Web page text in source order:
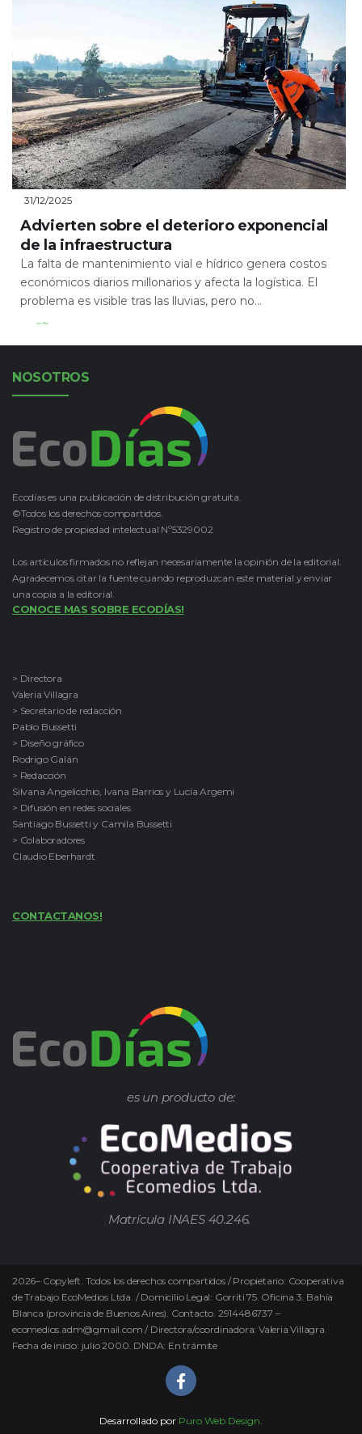
31/12/2025
Advierten sobre el deterioro exponencial
de la infraestructura
La falta de mantenimiento vial e hídrico genera costos
económicos diarios millonarios y afecta la logística. El
problema es visible tras las lluvias, pero no...
Leer Más
NOSOTROS
Ecodías es una publicación de distribución gratuita.
©Todos los derechos compartidos.
Registro de propiedad intelectual Nº5329002
Los artículos firmados no reflejan necesariamente la opinión de la editorial.
Agradecemos citar la fuente cuando reproduzcan este material y enviar
una copia a la editorial.
CONOCE MAS SOBRE ECODÍAS!
> Directora
Valeria Villagra
> Secretario de redacción
Pablo Bussetti
> Diseño gráfico
Rodrigo Galán
> Redacción
Silvana Angelicchio, Ivana Barrios y Lucía Argemi
> Difusión en redes sociales
Santiago Bussetti y Camila Bussetti
> Colaboradores
Claudio Eberhardt
CONTACTANOS!
es un producto de:
Matrícula INAES 40.246.
2026– Copyleft. Todos los derechos compartidos / Propietario: Cooperativa
de Trabajo EcoMedios Ltda. / Domicilio Legal: Gorriti 75. Oficina 3. Bahía
Blanca (provincia de Buenos Aires). Contacto. 2914486737 –
ecomedios.adm@gmail.com / Directora/coordinadora: Valeria Villagra.
Fecha de inicio: julio 2000. DNDA: En trámite
Desarrollado por Puro Web Design.